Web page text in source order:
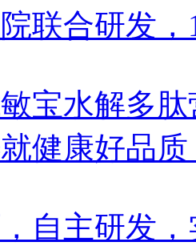
联合研发
宝水解多
健康好品质
自主研发